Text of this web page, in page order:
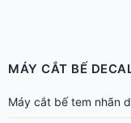
MÁY CẮT BẾ
Máy cắt bế tem nhãn